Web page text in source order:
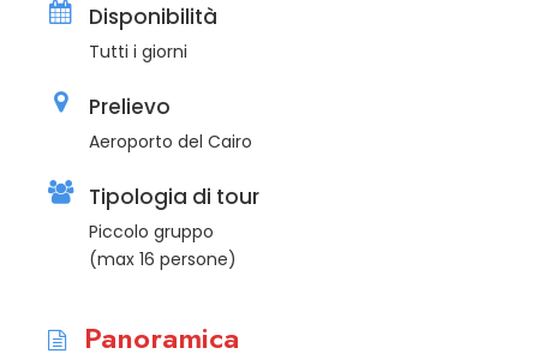
Disponibilità
Tutti i giorni
Prelievo
Aeroporto del Cairo
Tipologia di tour
Piccolo gruppo
(max 16 persone)
Panoramica